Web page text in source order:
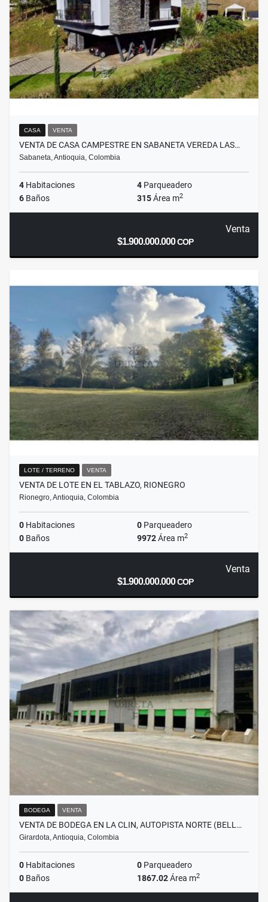
CASA VENTA
VENTA DE CASA CAMPESTRE EN SABANETA VEREDA LAS…
Sabaneta, Antioquia, Colombia
4 Habitaciones 4 Parqueadero
6 Baños 315Área m2
Venta
$1.900.000.000COP
LOTE / TERRENO VENTA
VENTA DE LOTE EN EL TABLAZO, RIONEGRO
Rionegro, Antioquia, Colombia
0 Habitaciones 0 Parqueadero
0 Baños 9972Área m2
Venta
$1.900.000.000COP
BODEGA VENTA
VENTA DE BODEGA EN LA CLIN, AUTOPISTA NORTE (BELL…
Girardota, Antioquia, Colombia
0 Habitaciones 0 Parqueadero
0 Baños 1867.02Área m2